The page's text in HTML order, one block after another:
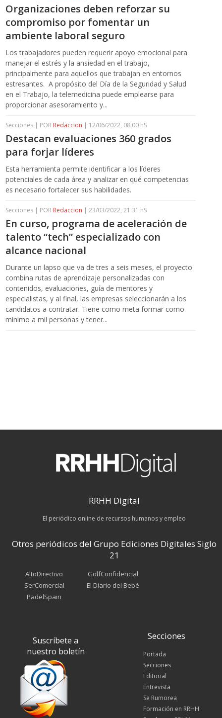
Organizaciones deben reforzar su
compromiso por fomentar un
ambiente laboral seguro
Los trabajadores pueden requerir apoyo emocional para
manejar el estrés y la ansiedad en el trabajo,
principalmente para aquellos que trabajan en entornos
estresantes. A propósito del Día de la Seguridad y Salud
en el Trabajo, la telemedicina puede emplearse para
proporcionar asesoramiento y...
Secciones | POR Redaccion | 12/06/2022, 08:00 hS
Destacan evaluaciones 360 grados
para forjar líderes
Esta herramienta permite identificar a los líderes
potenciales de cada área y analizar en qué competencias
es necesario fortalecer sus habilidades.
Secciones | POR Redaccion | 23/03/2022, 21:31 hS
En curso, programa de aceleración de
talento “tech” especializado con
alcance nacional
Durante un lapso que va de tres a seis meses, el proyecto
combina rutas de aprendizaje personalizadas con
contenidos, evaluaciones, guía de mentores y
especialistas, y al final, las empresas seleccionarán a los
candidatos a contratar. Tiene como meta formar como
mínimo a mil personas y tener...
RRHH Digital
El periódico online de recursos humanos y empleo
Otros periódicos del Grupo Ediciones Digitales Siglo
21
AltoDirectivo
SerComercial
PadelSpain
GolfConfidencial
El Diario del Bebé
Suscríbete a
nuestro boletín
Secciones
Portada
Secciones
Editorial
Entrevista
Se Rumorea
Formación en RRHH